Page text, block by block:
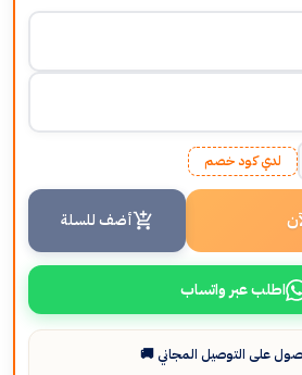
لدي كود خصم
أضف للسلة
اطلب عبر واتساب
على التوصيل المجاني 🚚